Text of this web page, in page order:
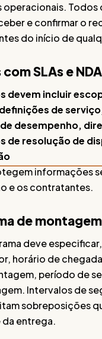
operacionais.
e confirmar o
do início de
SLAs e
devem incluir
de
desempenho,
de resolução de
informações
e os contratantes.
de
deve
horário de
período de
Intervalos de
sobreposições
entrega.